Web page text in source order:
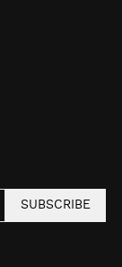
SUBSCRIBE